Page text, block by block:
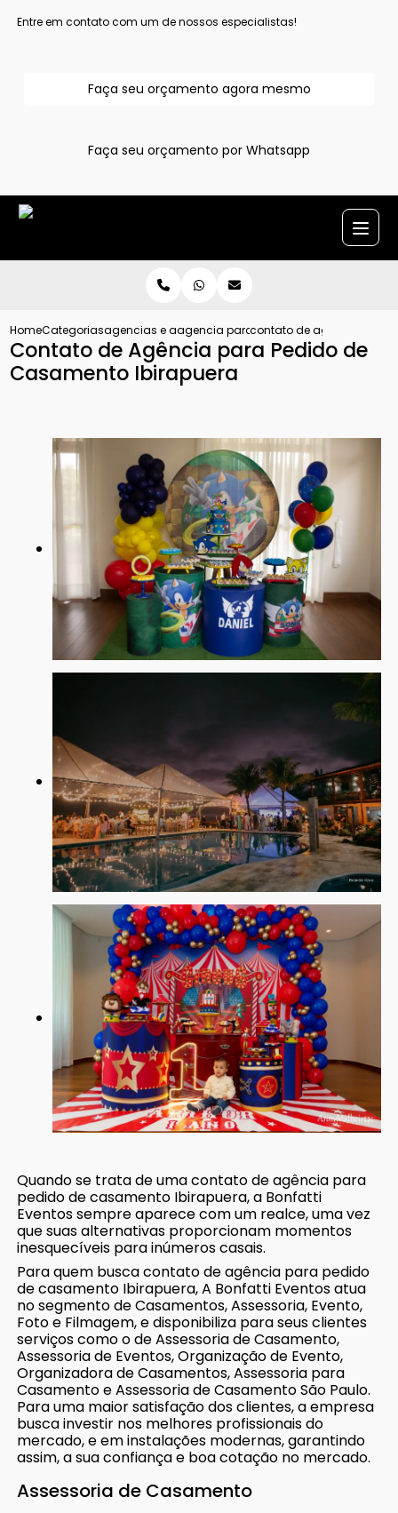
Entre em contato com um de nossos especialistas!
Faça seu orçamento agora mesmo
Faça seu orçamento por Whatsapp
HomeCategoriasagencias e assessoria para pedido de casamento
agencia para pedido de casamento
contato de agencia para
Contato de Agência para Pedido de
Casamento Ibirapuera
Quando se trata de uma contato de agência para
pedido de casamento Ibirapuera, a Bonfatti
Eventos sempre aparece com um realce, uma vez
que suas alternativas proporcionam momentos
inesquecíveis para inúmeros casais.
Para quem busca contato de agência para pedido
de casamento Ibirapuera, A Bonfatti Eventos atua
no segmento de Casamentos, Assessoria, Evento,
Foto e Filmagem, e disponibiliza para seus clientes
serviços como o de Assessoria de Casamento,
Assessoria de Eventos, Organização de Evento,
Organizadora de Casamentos, Assessoria para
Casamento e Assessoria de Casamento São Paulo.
Para uma maior satisfação dos clientes, a empresa
busca investir nos melhores profissionais do
mercado, e em instalações modernas, garantindo
assim, a sua confiança e boa cotação no mercado.
Assessoria de Casamento